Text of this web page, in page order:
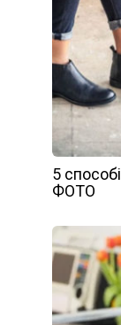
5
ФОТО